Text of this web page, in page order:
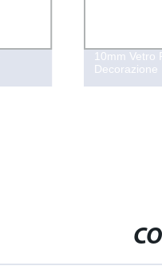
10mm Vetro
Decorazione